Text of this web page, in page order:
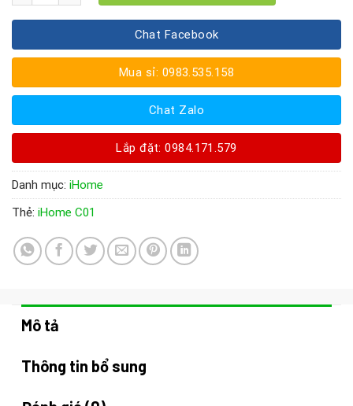
Chat Facebook
Mua sỉ: 0983.535.158
Chat Zalo
Lắp đặt: 0984.171.579
Danh mục: iHome
Thẻ: iHome C01
Mô tả
Thông tin bổ sung